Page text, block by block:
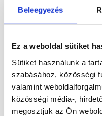
Beleegyezés
Ez a weboldal sütiket
Sütiket használunk a
szabásához, közösségi
valamint
közösségi média-,
megosztjuk az Ön
Cikkszám:OJLCS202
Leírás
Óceán jáspis